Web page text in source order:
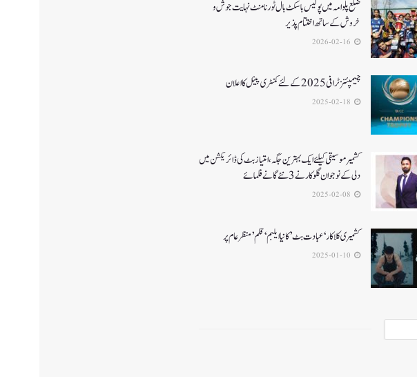
ضلع پلوامہ میں پولیس باسکٹ بال ٹورنامنٹ نہایت جوش و
خروش کے ساتھ اختتام پذیر
چیمپئنز ٹرافی 2025کے لئے کمنٹری پینل کا اعلان
کشمیرموسیقی کیلئے ایک بہترین جگہ ،امتیاز بٹ کی ڈائریکشن میں
دلی کے نوجوان گلوکارنے3نئے گانے فلمائے
کشمیری کلاکار ‘عبادت بٹ’ کانیا ایلبم ‘قلم’ منظر عام پر